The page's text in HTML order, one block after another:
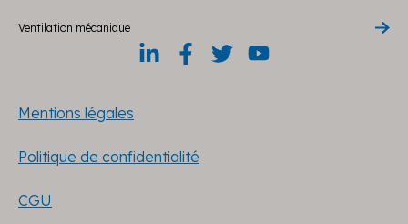
Ventilation mécanique
Mentions légales
Politique de confidentialité
CGU